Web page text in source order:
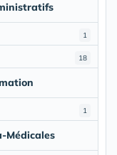
1
18
1
Médicales